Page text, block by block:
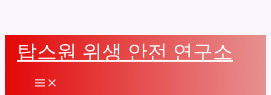
탑스원 위생 안전 연구소
Main